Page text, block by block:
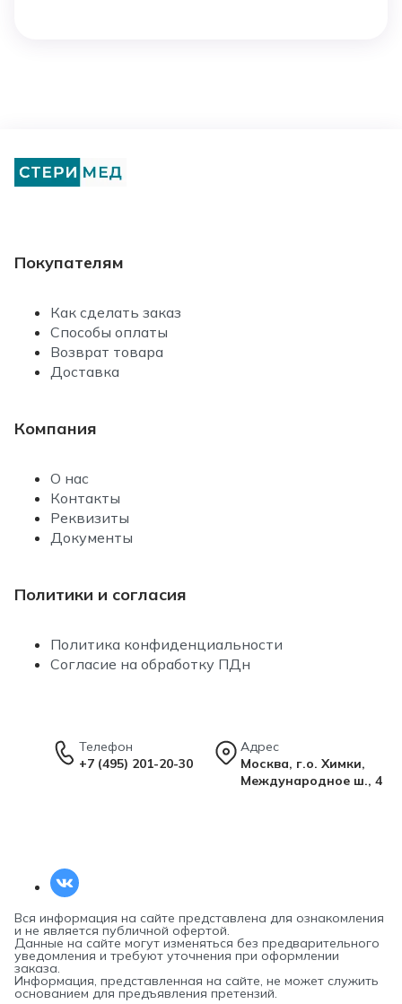
Покупателям
Как сделать заказ
Способы оплаты
Возврат товара
Доставка
Компания
О нас
Контакты
Реквизиты
Документы
Политики и согласия
Политика конфиденциальности
Согласие на обработку ПДн
Телефон
+7 (495) 201-20-30
Адрес
Москва, г.о. Химки,
Международное ш., 4
Вся информация на сайте представлена для ознакомления
и не является публичной офертой.
Данные на сайте могут изменяться без предварительного
уведомления и требуют уточнения при оформлении
заказа.
Информация, представленная на сайте, не может служить
основанием для предъявления претензий.